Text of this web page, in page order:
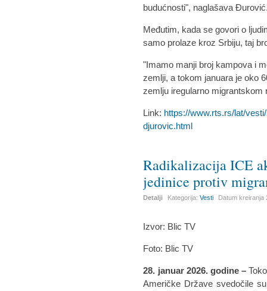
budućnosti", naglašava
Međutim, kada se govori o
samo prolaze kroz Srbiju, taj
"Imamo manji broj kampova i
zemlji, a tokom januara je oko
zemlju iregularno
Link: https://www.rts.rs/lat/
djurovic.html
Radikalizacija ICE
jedinice protiv
Detalji Kategorija:Vesti Datum kreiranja
Izvor: Blic TV
Foto: Blic TV
28. januar 2026. godine–
Američke Države svedočile